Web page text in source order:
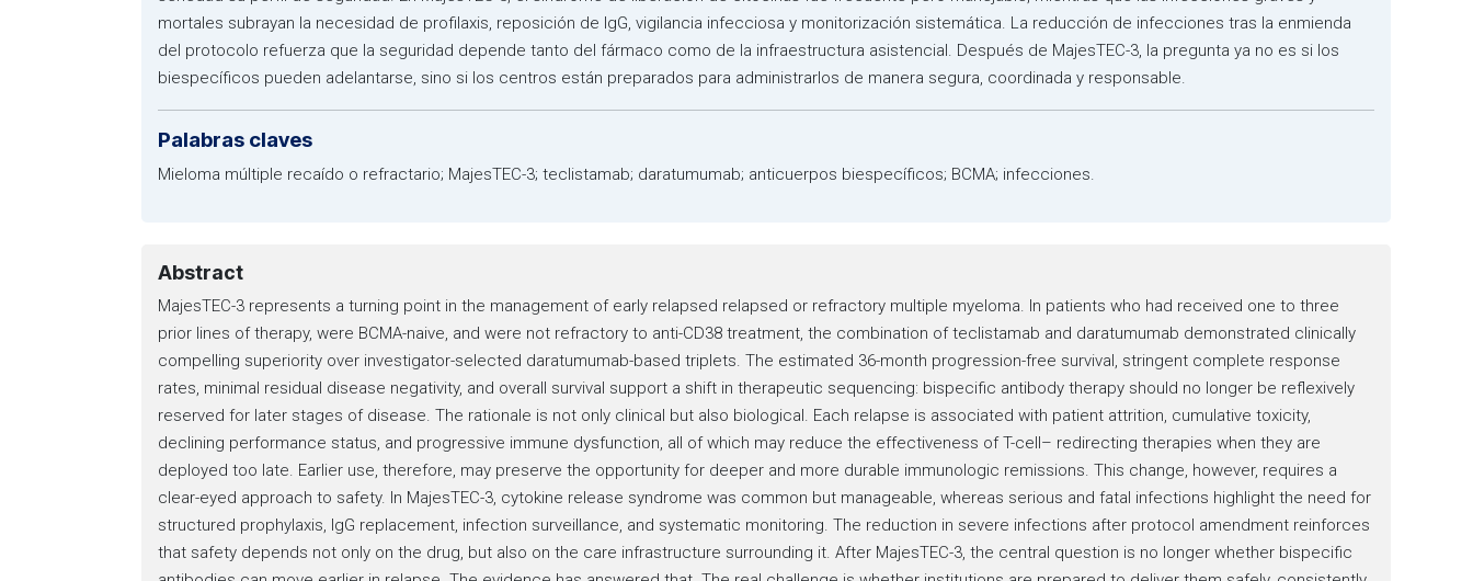
mortales subrayan la necesidad de profilaxis, reposición de IgG, vigilancia infecciosa y monitorización sistemática. La reducción de infecciones tras la enmienda
del protocolo refuerza que la seguridad depende tanto del fármaco como de la infraestructura asistencial. Después de MajesTEC-3, la pregunta ya no es si los
biespecíficos pueden adelantarse, sino si los centros están preparados para administrarlos de manera segura, coordinada y responsable.
Palabras claves
Mieloma múltiple recaído o refractario; MajesTEC-3; teclistamab; daratumumab; anticuerpos biespecíficos; BCMA; infecciones.
Abstract
MajesTEC-3 represents a turning point in the management of early relapsed relapsed or refractory multiple myeloma. In patients who had received one to three
prior lines of therapy, were BCMA-naive, and were not refractory to anti-CD38 treatment, the combination of teclistamab and daratumumab demonstrated clinically
compelling superiority over investigator-selected daratumumab-based triplets. The estimated 36-month progression-free survival, stringent complete response
rates, minimal residual disease negativity, and overall survival support a shift in therapeutic sequencing: bispecific antibody therapy should no longer be reflexively
reserved for later stages of disease. The rationale is not only clinical but also biological. Each relapse is associated with patient attrition, cumulative toxicity,
declining performance status, and progressive immune dysfunction, all of which may reduce the effectiveness of T-cell– redirecting therapies when they are
deployed too late. Earlier use, therefore, may preserve the opportunity for deeper and more durable immunologic remissions. This change, however, requires a
clear-eyed approach to safety. In MajesTEC-3, cytokine release syndrome was common but manageable, whereas serious and fatal infections highlight the need for
structured prophylaxis, IgG replacement, infection surveillance, and systematic monitoring. The reduction in severe infections after protocol amendment reinforces
that safety depends not only on the drug, but also on the care infrastructure surrounding it. After MajesTEC-3, the central question is no longer whether bispecific